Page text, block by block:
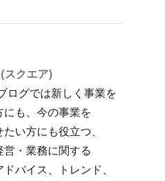
スクエア)
ログでは​新しく​事業を​
にも、​今の​事業を​
たい方にも​役立つ、​
営・業務に​関する​
バイス、​トレンド、​